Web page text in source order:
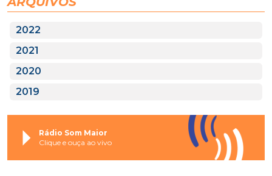
2022
2021
2020
2019
Rádio Som Maior
Clique e ouça ao vivo